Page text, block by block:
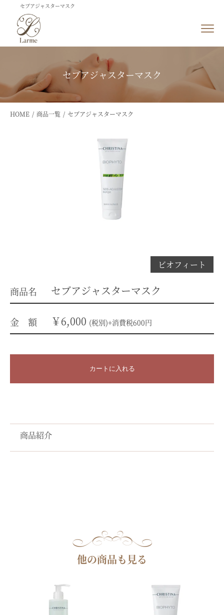
セブアジャスターマスク
セブアジャスターマスク
HOME 商品一覧 セブアジャスターマスク
ビオフィート
商品名 セブアジャスターマスク
金 額 ￥6,000 (税別)+消費税600円
カートに入れる
商品紹介
他の商品も見る